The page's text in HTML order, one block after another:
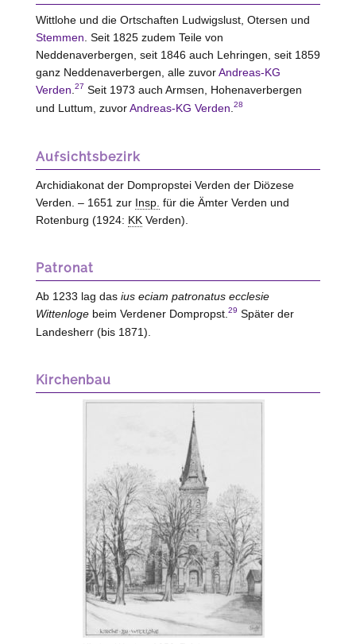
Wittlohe und die Ortschaften Ludwigslust, Otersen und
Stemmen . Seit 1825 zudem Teile von
Neddenaverbergen, seit 1846 auch Lehringen, seit 1859
ganz Neddenaverbergen, alle zuvorAndreas-KG
Verden 27 Seit 1973 auch Armsen, Hohenaverbergen
und Luttum, zuvorAndreas-KG Verden 28
Aufsichtsbezirk
Archidiakonat der Dompropstei Verden der Diözese
Verden. – 1651 zur Insp. für die Ämter Verden und
Rotenburg (1924: KKVerden).
Patronat
Ab 1233 lag das ius eciam patronatus ecclesie
Wittenlogebeim Verdener Dompropst.29 Später der
Landesherr (bis 1871).
Kirchenbau